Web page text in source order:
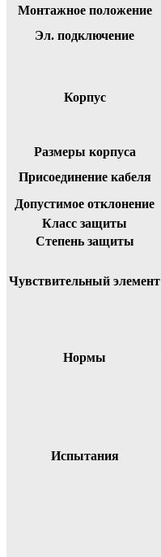
Монтажное положение
Эл. подключение
Корпус
Размеры корпуса
Присоединение кабеля
Допустимое отклонение
Класс защиты
Степень защиты
Чувствительный элемент
Нормы
Испытания